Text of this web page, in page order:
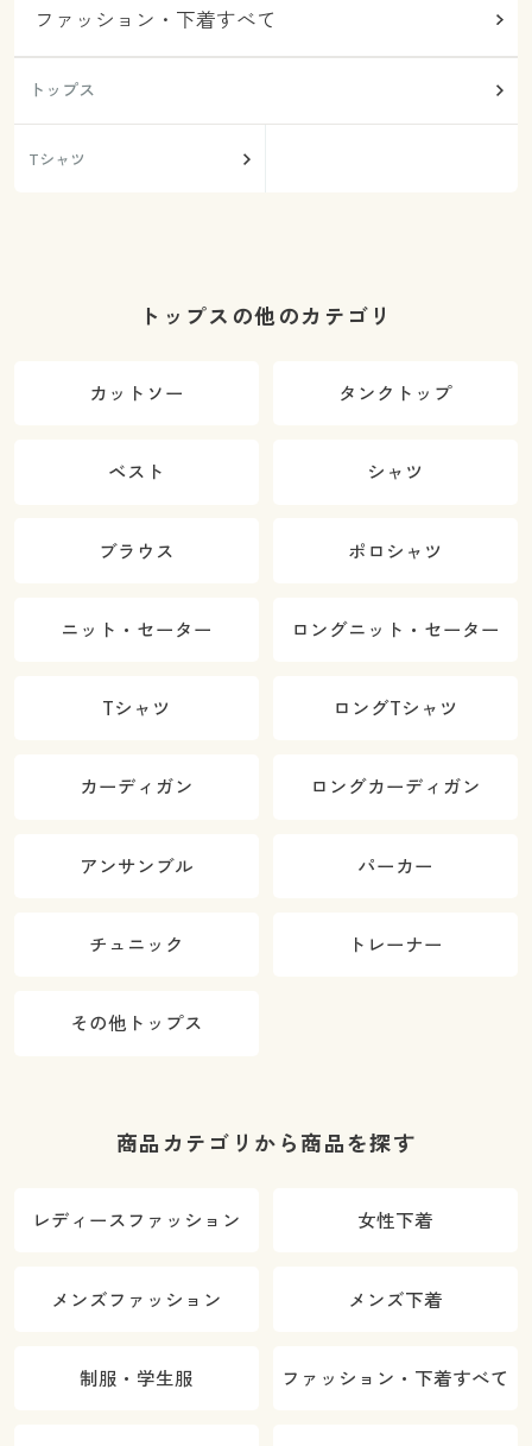
ファッション・下着すべて
トップス
Tシャツ
トップスの他のカテゴリ
カットソー タンクトップ
ベスト シャツ
ブラウス ポロシャツ
ニット・セーター ロングニット・セーター
Tシャツ ロングTシャツ
カーディガン ロングカーディガン
アンサンブル パーカー
チュニック トレーナー
その他トップス
商品カテゴリから商品を探す
レディースファッション 女性下着
メンズファッション メンズ下着
制服・学生服 ファッション・下着すべて